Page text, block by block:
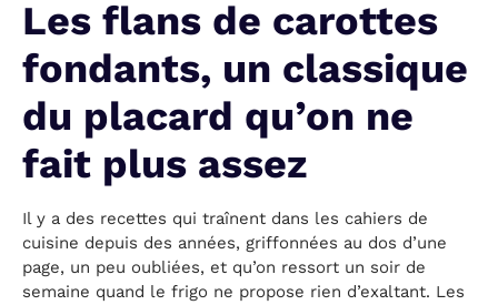
Les flans de carottes
fondants, un classique
du placard qu’on ne
fait plus assez
Il y a des recettes qui traînent dans les cahiers de
cuisine depuis des années, griffonnées au dos d’une
page, un peu oubliées, et qu’on ressort un soir de
semaine quand le frigo ne propose rien d’exaltant. Les